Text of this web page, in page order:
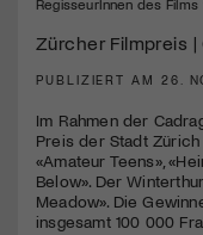
Zürcher Filmpreis |
PUBLIZIERT AM 26.
Im Rahmen der
Preis der Stadt Zürich
«Amateur Teens»,
Below». Der
Meadow». Die
insgesamt 100 000
Engagiere dich als
Mit deiner
diversen Kulturevents.
Jetzt Mitglied